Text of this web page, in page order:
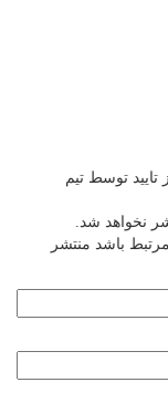
توسط تیم
نخواهد شد.
باشد منتشر